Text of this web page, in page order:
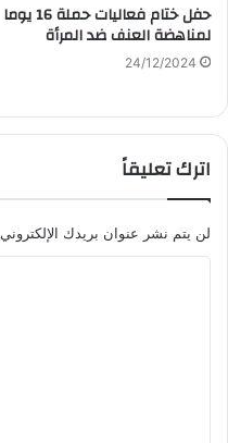
حفل ختام فعاليات حملة 16 يوما
لمناهضة العنف ضد المرأة
24/12/2024
اترك تعليقاً
لن يتم نشر عنوان بريدك